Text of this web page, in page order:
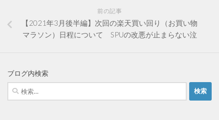
前の記事
【2021年3月後半編】次回の楽天買い回り（お買い物
マラソン）日程について SPUの改悪が止まらない泣
ブログ内検索
検
索: